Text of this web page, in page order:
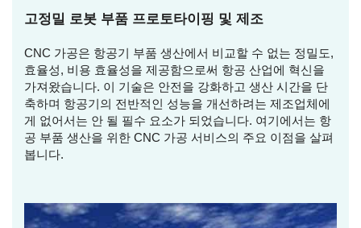
고정밀 로봇 부품 프로토타이핑 및 제조
CNC 가공은 항공기 부품 생산에서 비교할 수 없는 정밀도,
효율성, 비용 효율성을 제공함으로써 항공 산업에 혁신을
가져왔습니다. 이 기술은 안전을 강화하고 생산 시간을 단
축하며 항공기의 전반적인 성능을 개선하려는 제조업체에
게 없어서는 안 될 필수 요소가 되었습니다. 여기에서는 항
공 부품 생산을 위한 CNC 가공 서비스의 주요 이점을 살펴
봅니다.